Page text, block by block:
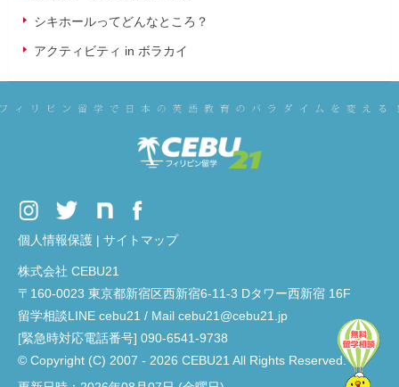
シキホールってどんなところ？
アクティビティ in ボラカイ
個人情報保護 | サイトマップ
株式会社 CEBU21
〒160-0023 東京都新宿区西新宿6-11-3 Dタワー西新宿 16F
留学相談LINE cebu21 / Mail cebu21@cebu21.jp
[緊急時対応電話番号] 090-6541-9738
© Copyright (C) 2007 - 2026 CEBU21 All Rights Reserved.